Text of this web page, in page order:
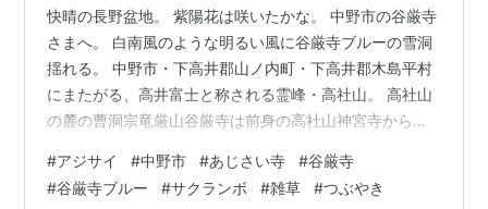
快晴の長野盆地。 紫陽花は咲いたかな。 中野市の谷厳寺
さまへ。 白南風のような明るい風に谷厳寺ブルーの雪洞
揺れる。 中野市・下高井郡山ノ内町・下高井郡木島平村
にまたがる、高井富士と称される霊峰・高社山。 高社山
の麓の曹洞宗竜厳山谷厳寺は前身の高社山神宮寺から始
秋の紅葉、四季折々に美しい寺。 紫陽花と桜を植えたの
は先代住職。 寺は住職に任せて桜と紫陽花の精霊と共に
#アジサイ #中野市 #あじさい寺 #谷厳寺
#谷厳寺ブルー #サクランボ #雑草 #つぶやき